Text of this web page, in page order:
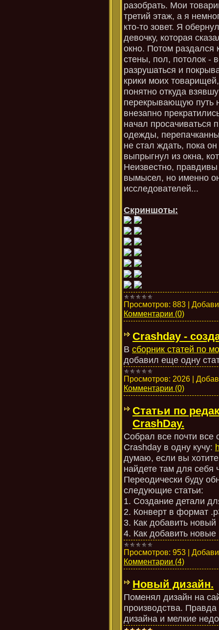
разобрать. Мои
третий этаж, а я
кто-то зовет. Я
девочку, которая
окно. Потом раздался
стены, пол, потолок -
разрушаться и
крики моих
понятно откуда
перекрывающую путь
внезапно
начал просачиваться
одежды,
не стал ждать, пока
выпрыгнул из окна,
Неизвестно,
вымысел, но именно
исследователей...
Скриншоты:
Просмотров: 883
Комментарии (0)
Crashday -
В сборник статей по
добавил еще одну
Просмотров: 2026
Комментарии (0)
Статьи по
CrashDay.
Собрал все почти все
Crashday в одну кучу:
думаю, если вы
найдете там для себя
Переодически буду
следующие статьи:
1. Создание детали
2. Конверт в формат
3. Как добавить новый
4. Как добавить новые
Просмотров: 953
Комментарии (4)
Новый дизайн.
Поменял дизайн на
производства. Правда
дизайна и мелкие